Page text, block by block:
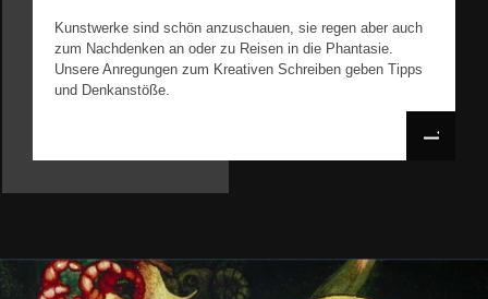
Kunstwerke sind schön anzuschauen, sie regen aber auch
zum Nachdenken an oder zu Reisen in die Phantasie.
Unsere Anregungen zum Kreativen Schreiben geben Tipps
und Denkanstöße.